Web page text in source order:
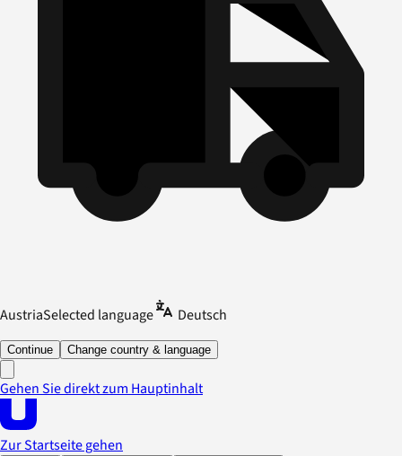
AustriaSelected language Deutsch
Continue Change country & language
Gehen Sie direkt zum Hauptinhalt
Zur Startseite gehen